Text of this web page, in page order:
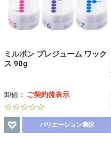
ミルボン プレジューム ワック
ス 90g
卸値： ご契約後表示
☆☆☆☆☆
バリエーション選択